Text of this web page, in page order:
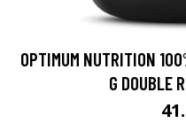
OPTIMUM NUTRITION
G DOUBLE